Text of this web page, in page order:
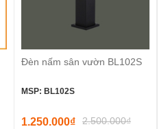
Đèn nấm sân vườn BL102S
MSP: BL102S
1.250.000₫ 2.500.000₫